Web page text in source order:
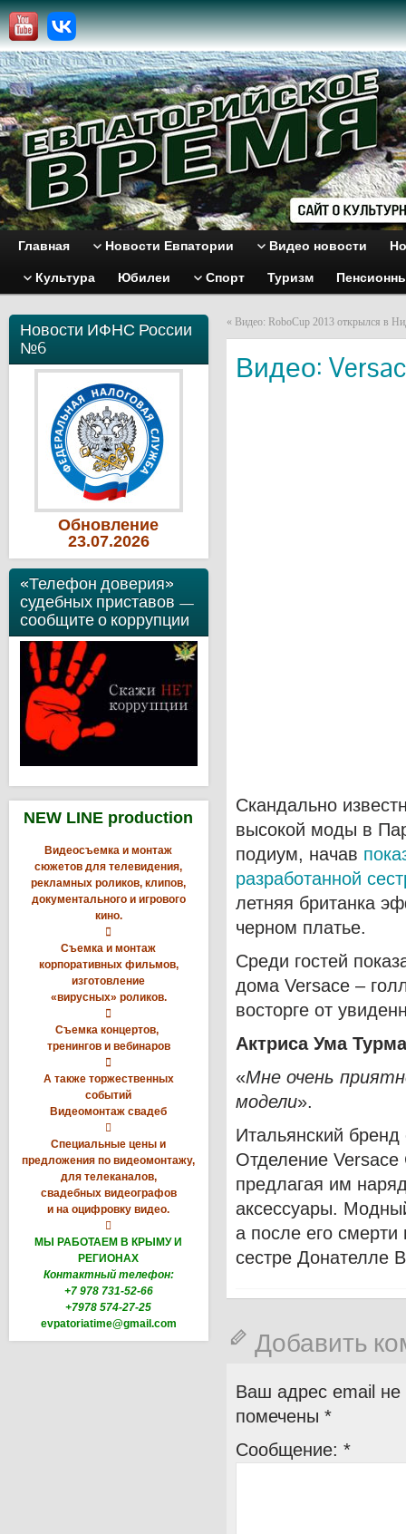
Главная Новости Евпатории Видео новости
Культура Юбилеи Спорт Туризм
Новости ИФНС России
№6
Обновление
23.07.2026
«Телефон доверия»
судебных приставов —
сообщите о коррупции
NEW LINE production
Видеосъемка и монтаж
сюжетов для телевидения,
рекламных роликов, клипов,
документального и игрового
кино.

Съемка и монтаж
корпоративных фильмов,
изготовление
«вирусных» роликов.

Съемка концертов,
тренингов и вебинаров

А также торжественных
событий
Видеомонтаж свадеб

Специальные цены и
предложения по видеомонтажу,
для телеканалов,
свадебных видеографов
и на оцифровку видео.

МЫ РАБОТАЕМ В КРЫМУ И
РЕГИОНАХ
Контактный телефон:
+7 978 731-52-66
+7978 574-27-25
evpatoriatime@gmail.com
« Видео: RoboCup 2013 открылся в
Видео:
Скандально
высокой моды в
подиум, начав
разработанной
летняя британка
черном платье.
Среди гостей
дома Versace –
восторге от
Актриса Ума
«Мне очень
модели».
Итальянский
Отделение Versace
предлагая им
аксессуары.
а после его
сестре Донателле
Добавить
Ваш адрес email не
помечены *
Сообщение: *